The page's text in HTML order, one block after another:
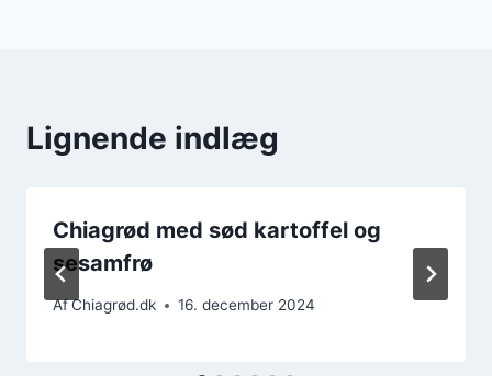
Lignende indlæg
Chiagrød med sød kartoffel og
sesamfrø
AfChiagrød.dk 16. december 2024